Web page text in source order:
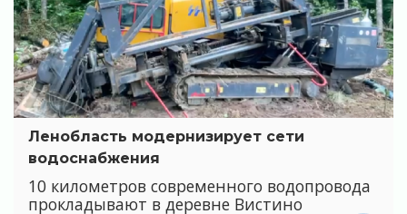
Ленобласть модернизирует сети
водоснабжения
10 километров современного водопровода
прокладывают в деревне Вистино